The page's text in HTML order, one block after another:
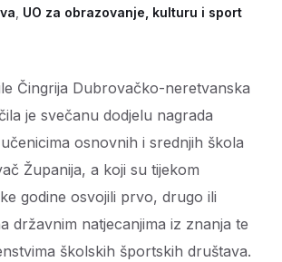
UO za obrazovanje, kulturu i sport
Čingrija Dubrovačko-neretvanska
je svečanu dodjelu nagrada
osnovnih i srednjih škola
Županija, a koji su tijekom
godine osvojili prvo, drugo ili
državnim natjecanjima iz znanja te
školskih športskih društava.